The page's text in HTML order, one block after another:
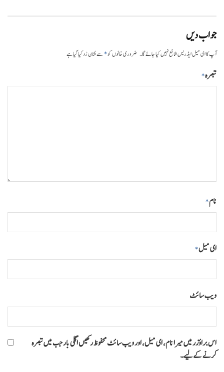
جواب دیں
آپ کا ای میل ایڈریس شائع نہیں کیا جائے گا۔ ضروری خانوں کو*سے نشان زد کیا گیا ہے
تبصرہ*
نام*
ای میل*
ویب‌ سائٹ
اس براؤزر میں میرا نام، ای میل، اور ویب سائٹ محفوظ رکھیں اگلی بار جب میں تبصرہ
کرنے کےلیے۔